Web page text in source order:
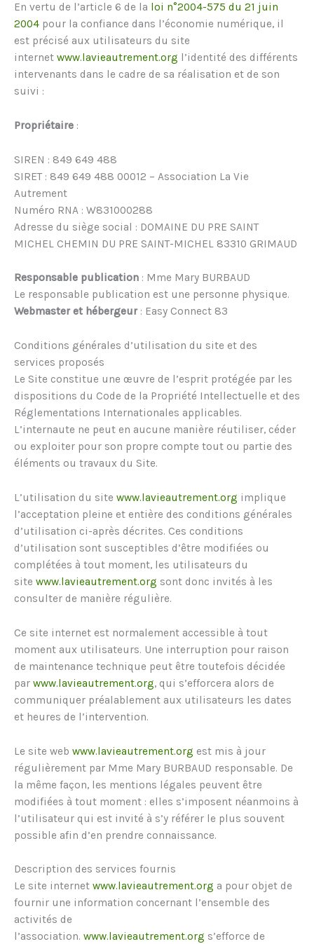
En vertu de l’article 6 de la loi n°2004-575 du 21 juin
2004 pour la confiance dans l’économie numérique, il
est précisé aux utilisateurs du site
internet www.lavieautrement.org l’identité des différents
intervenants dans le cadre de sa réalisation et de son
suivi :
Propriétaire :
SIREN : 849 649 488
SIRET : 849 649 488 00012 – Association La Vie
Autrement
Numéro RNA : W831000288
Adresse du siège social : DOMAINE DU PRE SAINT
MICHEL CHEMIN DU PRE SAINT-MICHEL 83310 GRIMAUD
Responsable publication : Mme Mary BURBAUD
Le responsable publication est une personne physique.
Webmaster et hébergeur: Easy Connect 83
Conditions générales d’utilisation du site et des
services proposés
Le Site constitue une œuvre de l’esprit protégée par les
dispositions du Code de la Propriété Intellectuelle et des
Réglementations Internationales applicables.
L’internaute ne peut en aucune manière réutiliser, céder
ou exploiter pour son propre compte tout ou partie des
éléments ou travaux du Site.
L’utilisation du site www.lavieautrement.org implique
l’acceptation pleine et entière des conditions générales
d’utilisation ci-après décrites. Ces conditions
d’utilisation sont susceptibles d’être modifiées ou
complétées à tout moment, les utilisateurs du
site www.lavieautrement.org sont donc invités à les
consulter de manière régulière.
Ce site internet est normalement accessible à tout
moment aux utilisateurs. Une interruption pour raison
de maintenance technique peut être toutefois décidée
par www.lavieautrement.org, qui s’efforcera alors de
communiquer préalablement aux utilisateurs les dates
et heures de l’intervention.
Le site web www.lavieautrement.org est mis à jour
régulièrement par Mme Mary BURBAUD responsable. De
la même façon, les mentions légales peuvent être
modifiées à tout moment : elles s’imposent néanmoins à
l’utilisateur qui est invité à s’y référer le plus souvent
possible afin d’en prendre connaissance.
Description des services fournis
Le site internet www.lavieautrement.org a pour objet de
fournir une information concernant l’ensemble des
activités de
l’association. www.lavieautrement.org s’efforce de